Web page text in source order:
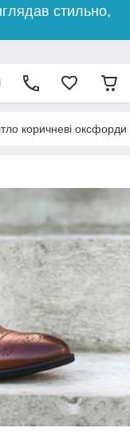
стильно,
коричневі оксфорди